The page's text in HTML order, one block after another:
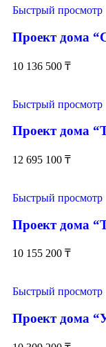
Быстрый просмотр
Проект дома
10 136 500 ₸
Быстрый просмотр
Проект дома
12 695 100 ₸
Быстрый просмотр
Проект дома
10 155 200 ₸
Быстрый просмотр
Проект дома